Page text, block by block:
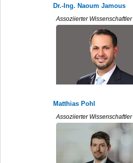
Dr.-Ing. Naoum Jamous
Assoziierter Wissenschaftler
Matthias Pohl
Assoziierter Wissenschaftler